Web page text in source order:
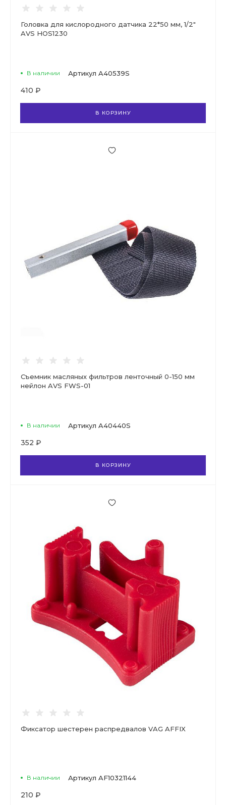
Головка для кислородного датчика 22*50 мм, 1/2"
AVS HOS1230
В наличии Артикул A40539S
410 ₽
В КОРЗИНУ
Съемник масляных фильтров ленточный 0-150 мм
нейлон AVS FWS-01
В наличии Артикул A40440S
352 ₽
В КОРЗИНУ
Фиксатор шестерен распредвалов VAG AFFIX
В наличии Артикул AF10321144
210 ₽